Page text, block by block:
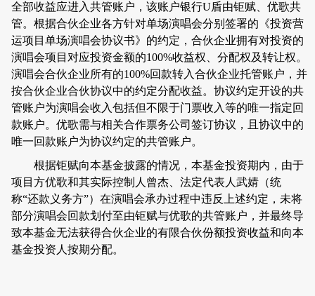
全部收益应进入共管账户，该账户银行U盾由钜赋、优歌共
管。根据合伙企业各方针对单场演唱会分别签署的《投资营
运项目单场演唱会协议书》的约定，合伙企业拥有对投资的
演唱会项目对应投资金额的100%收益权、分配权及转让权。
演唱会合伙企业所有的100%回款转入合伙企业托管账户，并
按合伙企业合伙协议中的约定分配收益。协议约定开设的共
管账户为演唱会收入包括但不限于门票收入等的唯一指定回
款账户。优歌需与相关合作票务公司签订协议，且协议中的
唯一回款账户为协议约定的共管账户。
根据钜赋向本基金披露的情况，本基金投资期内，由于
项目方优歌和其实际控制人曾杰、法定代表人武婧（统
称“还款义务方”）在演唱会承办过程中违反上述约定，未将
部分演唱会回款划付至由钜赋与优歌的共管账户，并最终导
致本基金无法获得合伙企业的有限合伙份额投资收益和向本
基金投资人按期分配。